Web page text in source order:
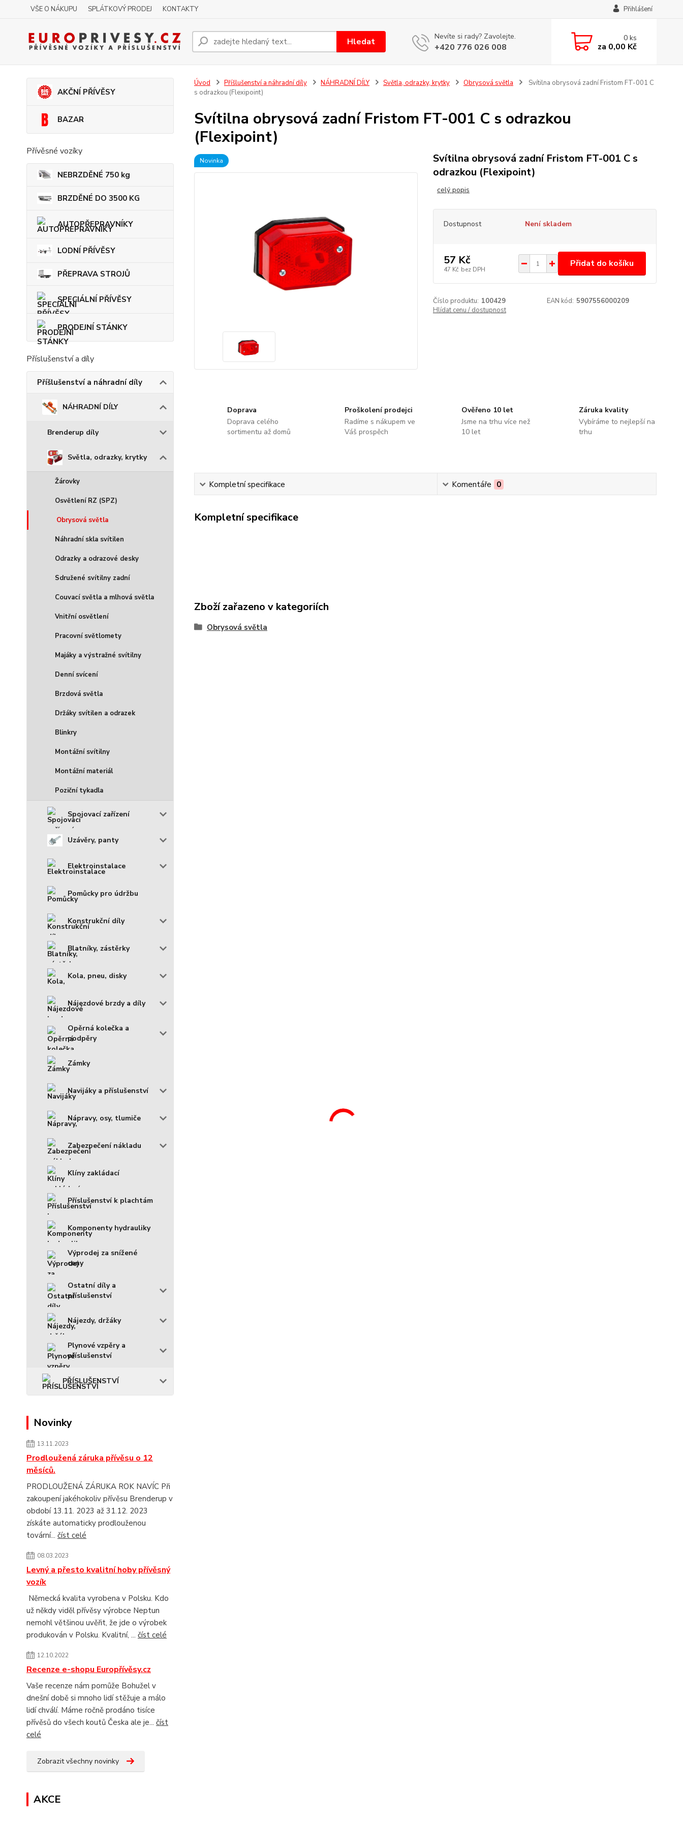
VŠE O NÁKUPU SPLÁTKOVÝ PRODEJ KONTAKTY Přihlášení
Hledat Nevíte si rady? Zavolejte.
+420 776 026 008
0ks
za 0,00 Kč
AKČNÍ PŘÍVĚSY
BAZAR
Přívěsné vozíky
NEBRZDĚNÉ 750 kg
BRZDĚNÉ DO 3500 KG
AUTOPŘEPRAVNÍKY
LODNÍ PŘÍVĚSY
PŘEPRAVA STROJŮ
SPECIÁLNÍ PŘÍVĚSY
PRODEJNÍ STÁNKY
Příslušenství a díly
Příšlušenství a náhradní díly
NÁHRADNÍ DÍLY
Brenderup díly
Světla, odrazky, krytky
Žárovky
Osvětlení RZ (SPZ)
Obrysová světla
Náhradní skla svítilen
Odrazky a odrazové desky
Sdružené svítilny zadní
Couvací světla a mlhová světla
Vnitřní osvětlení
Pracovní světlomety
Majáky a výstražné svítilny
Denní svícení
Brzdová světla
Držáky svítilen a odrazek
Blinkry
Montážní svítilny
Montážní materiál
Poziční tykadla
Spojovací zařízení
Uzávěry, panty
Elektroinstalace
Pomůcky pro údržbu
Konstrukční díly
Blatníky, zástěrky
Kola, pneu, disky
Nájezdové brzdy a díly
Opěrná kolečka a
podpěry
Zámky
Navijáky a příslušenství
Nápravy, osy, tlumiče
Zabezpečení nákladu
Klíny zakládací
Příslušenství k plachtám
Komponenty hydrauliky
Výprodej za snížené
ceny
Ostatní díly a
příslušenství
Nájezdy, držáky
Plynové vzpěry a
příslušenství
PŘÍSLUŠENSTVÍ
Novinky
13.11.2023
Prodloužená záruka přívěsu o 12
měsíců.
PRODLOUŽENÁ ZÁRUKA ROK NAVÍC Při
zakoupení jakéhokoliv přívěsu Brenderup v
období 13.11. 2023 až 31.12. 2023
získáte automaticky prodlouženou
tovární... číst celé
08.03.2023
Levný a přesto kvalitní hoby přívěsný
vozík
Německá kvalita vyrobena v Polsku. Kdo
už někdy viděl přívěsy výrobce Neptun
nemohl většinou uvěřit, že jde o výrobek
produkován v Polsku. Kvalitní, ... číst celé
12.10.2022
Recenze e-shopu Europřívěsy.cz
Vaše recenze nám pomůže Bohužel v
dnešní době si mnoho lidí stěžuje a málo
lidí chválí. Máme ročně prodáno tisíce
přívěsů do všech koutů Česka ale je... číst
celé
Zobrazit všechny novinky
AKCE
Úvod Příšlušenství a náhradní díly NÁHRADNÍ DÍLY Světla, odrazky, krytky Obrysová světla
Svítilna obrysová zadní Fristom FT-001 C
s odrazkou (Flexipoint)
Svítilna obrysová zadní Fristom FT-001 C s odrazkou
(Flexipoint)
Novinka
Svítilna obrysová zadní Fristom FT-001 C s
odrazkou (Flexipoint)
celý popis
Dostupnost Není skladem
57 Kč
47 Kč bez DPH
Přidat do košíku
Číslo produktu: 100429 EAN kód: 5907556000209
Hlídat cenu / dostupnost
Doprava
Doprava celého
sortimentu až domů
Proškolení prodejci
Radíme s nákupem ve
Váš prospěch
Ověřeno 10 let
Jsme na trhu více než
10 let
Záruka kvality
Vybíráme to nejlepší na
trhu
Kompletní specifikace Komentáře 0
Kompletní specifikace
Zboží zařazeno v kategoriích
Obrysová světla